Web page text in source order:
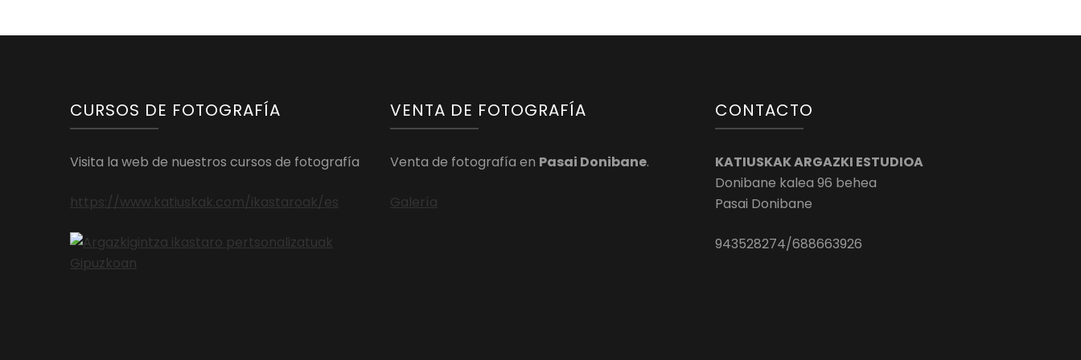
CURSOS DE FOTOGRAFÍA
Visita la web de nuestros cursos de fotografía
https://www.katiuskak.com/ikastaroak/es
VENTA DE FOTOGRAFÍA
Venta de fotografía en Pasai Donibane.
Galería
CONTACTO
KATIUSKAK ARGAZKI ESTUDIOA
Donibane kalea 96 behea
Pasai Donibane
943528274/688663926